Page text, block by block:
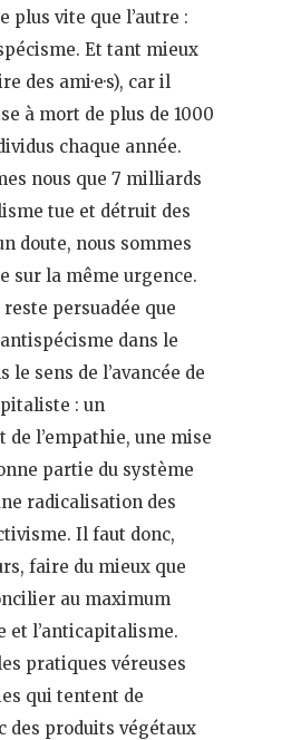
plus vite que l’autre :
Et tant mieux
des ami·e·s), car il
à mort de plus de 1000
chaque année.
nous que 7 milliards
tue et détruit des
doute, nous sommes
sur la même urgence.
persuadée que
dans le
le sens de l’avancée de
: un
de l’empathie, une mise
partie du système
radicalisation des
Il faut donc,
faire du mieux que
au maximum
et l’anticapitalisme.
pratiques véreuses
qui tentent de
des produits végétaux